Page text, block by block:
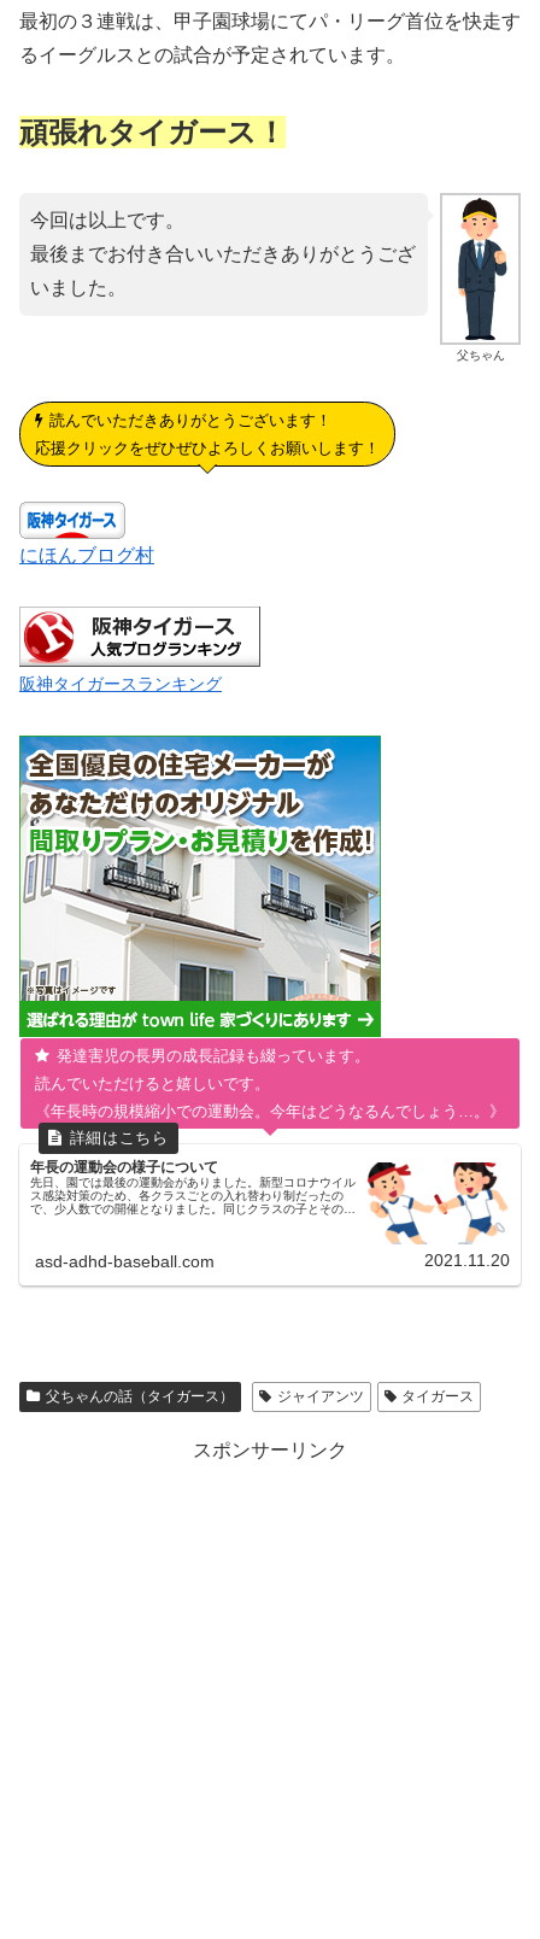
最初の３連戦は、甲子園球場にてパ・リーグ首位を快走す
るイーグルスとの試合が予定されています。
頑張れタイガース！
父ちゃん
今回は以上です。
最後までお付き合いいただきありがとうござ
いました。
読んでいただきありがとうございます！
応援クリックをぜひぜひよろしくお願いします！
にほんブログ村
阪神タイガースランキング
発達害児の長男の成長記録も綴っています。
読んでいただけると嬉しいです。
《年長時の規模縮小での運動会。今年はどうなるんでしょう…。》
年長の運動会の様子について
先日、園では最後の運動会がありました。新型コロナウイル
ス感染対策のため、各クラスごとの入れ替わり制だったの
で、少人数での開催となりました。同じクラスの子とその保
asd-adhd-baseball.com 2021.11.20
父ちゃんの話（タイガース） ジャイアンツ タイガース
スポンサーリンク